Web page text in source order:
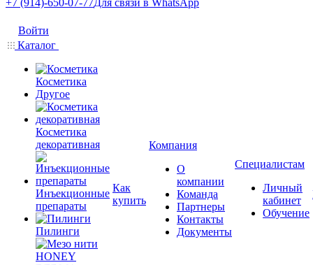
+7 (914)-650-07-77Для связи в WhatsApp
Войти
Каталог
Косметика
Другое
Косметика
декоративная
Инъекционные
препараты
Пилинги
Как
купить
Компания
О
компании
Команда
Партнеры
Контакты
Документы
Специалистам
Личный
кабинет
Обучение